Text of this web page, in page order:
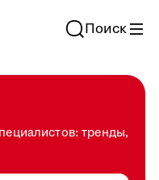
Поиск
тренды,